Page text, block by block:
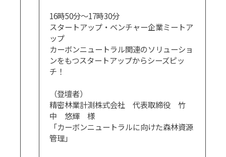
16時50分～17時30分
スタートアップ・ベンチャー企業ミートア
ップ
カーボンニュートラル関連のソリューショ
ンをもつスタートアップからシーズピッ
チ！
（登壇者）
精密林業計測株式会社 代表取締役 竹
中 悠輝 様
「カーボンニュートラルに向けた森林資源
管理」